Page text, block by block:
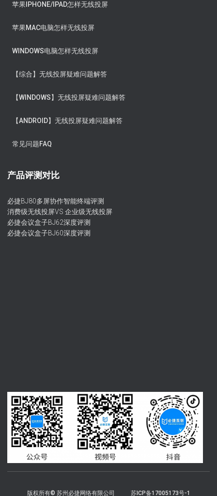
苹果IPHONE/IPAD怎样无线投屏
苹果MAC电脑怎样无线投屏
WINDOWS电脑怎样无线投屏
【综合】无线投屏疑难问题解答
【WINDOWS】无线投屏疑难问题解答
【ANDROID】无线投屏疑难问题解答
常见问题FAQ
产品评测对比
必捷BJ80多屏协作智能终端评测
消费级无线投屏VS 企业级无线投屏
必捷会议盒子BJ62深度评测
必捷会议盒子BJ60深度评测
版权所有© 苏州必捷网络有限公司 苏ICP备17005173号-1